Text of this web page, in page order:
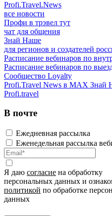
Profi.Travel.News
все новости
Профи в трэвел тут
чат для общения
Знай Наше
для регионов и создателей
Расписание вебинаров по
Расписание вебинаров по
Сообщество Loyalty
Profi.Travel News в MAX Знай
Profi.travel
В почте
Ежедневная рассылка
Еженедельная рассылка
Я даю согласие на обработку
персональных данных и
политикой по обработке
данных